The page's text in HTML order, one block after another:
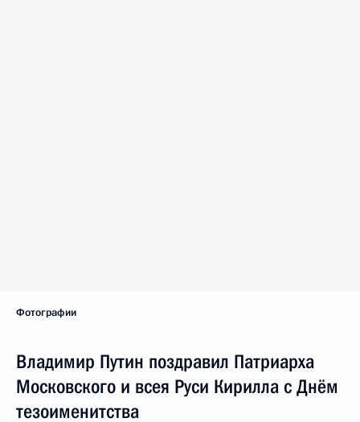
Фотографии
Владимир Путин поздравил Патриарха
Московского и всея Руси Кирилла с Днём
тезоименитства